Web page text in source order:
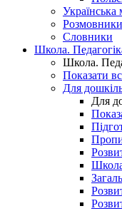
Українська
Розмовники
Словники
Школа.
Школа.
Показати
Для
Для